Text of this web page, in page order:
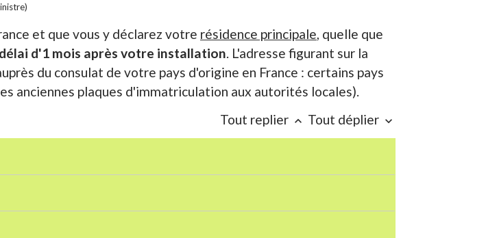
et que vous y déclarez votre résidence principale , quelle que
d'1 mois après votre installation . L'adresse figurant sur la
du consulat de votre pays d'origine en France : certains pays
anciennes plaques d'immatriculation aux autorités locales).
Tout replier keyboard_arrow_up Tout déplier keyboard_arrow_down